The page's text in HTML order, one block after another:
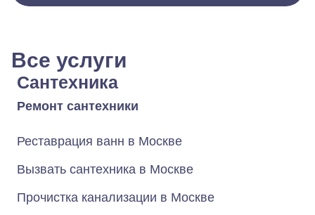
Все услуги
Сантехника
Ремонт сантехники
Реставрация ванн в Москве
Вызвать сантехника в Москве
Прочистка канализации в Москве